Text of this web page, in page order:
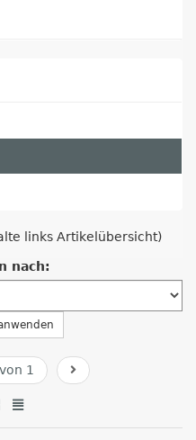
links Artikelübersicht)
nach:
1